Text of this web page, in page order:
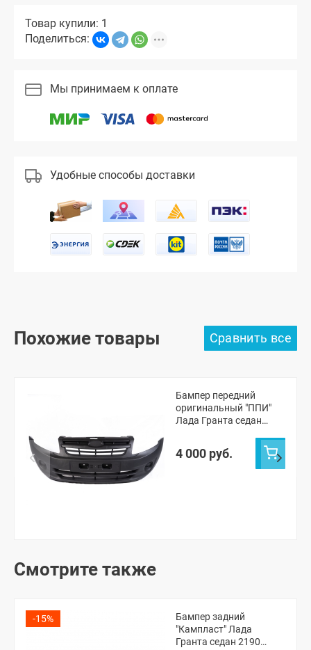
Товар купили: 1
Поделиться:
Мы принимаем к оплате
Удобные способы доставки
Похожие товары
Бампер передний
оригинальный "ППИ"
Лада Гранта седан
4 000 руб.
Смотрите также
-15%
Бампер задний
"Кампласт" Лада
Гранта седан 2190